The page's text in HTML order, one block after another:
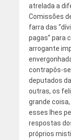
atrelada a
Comissões
farra das
pagas” para
arrogante
contrapôs-
deputados
outras, os
grande
esses lhes
respostas
próprios